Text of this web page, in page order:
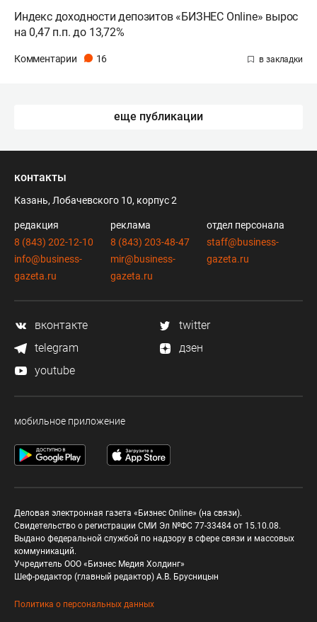
Индекс доходности депозитов «БИЗНЕС Online» вырос
на 0,47 п.п. до 13,72%
Комментарии 16
еще публикации
контакты
Казань, Лобачевского 10, корпус 2
редакция
8 (843) 202-12-10
info@business-
gazeta.ru
реклама
8 (843) 203-48-47
mir@business-
gazeta.ru
отдел персонала
staff@business-
gazeta.ru
вконтакте
twitter
telegram
дзен
youtube
мобильное приложение
Деловая электронная газета «Бизнес Online» (на связи).
Свидетельство о регистрации СМИ Эл №ФС 77-33484 от 15.10.08.
Выдано федеральной службой по надзору в сфере связи и массовых
коммуникаций.
Учредитель ООО «Бизнес Медия Холдинг»
Шеф-редактор (главный редактор) А.В. Брусницын
Политика о персональных данных